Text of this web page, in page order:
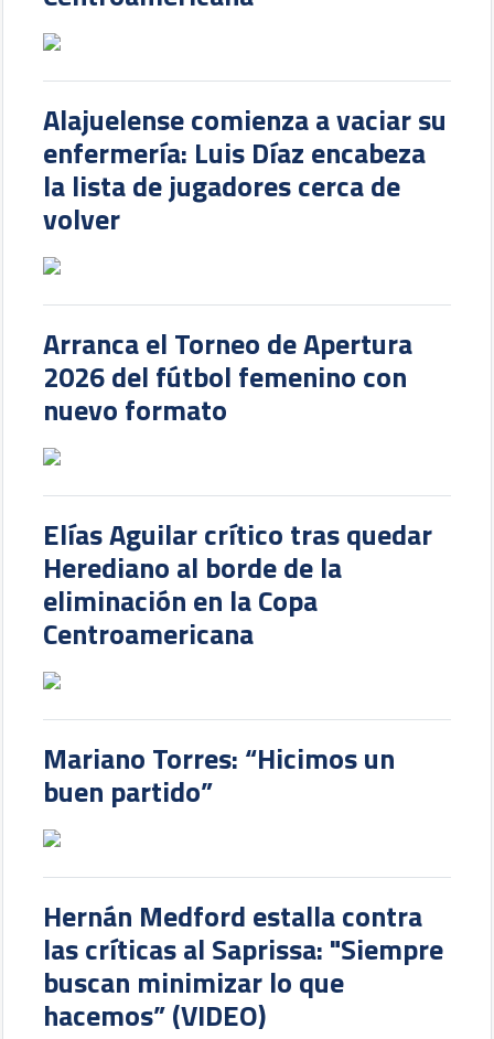
Alajuelense comienza a vaciar su
enfermería: Luis Díaz encabeza
la lista de jugadores cerca de
volver
Arranca el Torneo de Apertura
2026 del fútbol femenino con
nuevo formato
Elías Aguilar crítico tras quedar
Herediano al borde de la
eliminación en la Copa
Centroamericana
Mariano Torres: “Hicimos un
buen partido”
Hernán Medford estalla contra
las críticas al Saprissa: "Siempre
buscan minimizar lo que
hacemos” (VIDEO)